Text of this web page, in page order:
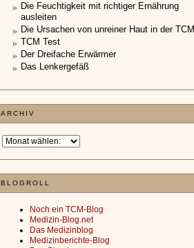
Die Feuchtigkeit mit richtiger Ernährung
ausleiten
Die Ursachen von unreiner Haut in der TCM
TCM Test
Der Dreifache Erwärmer
Das Lenkergefäß
ARCHIV
BLOGROLL
Noch ein TCM-Blog
Medizin-Blog.net
Das Medizinblog
Medizinberichte-Blog